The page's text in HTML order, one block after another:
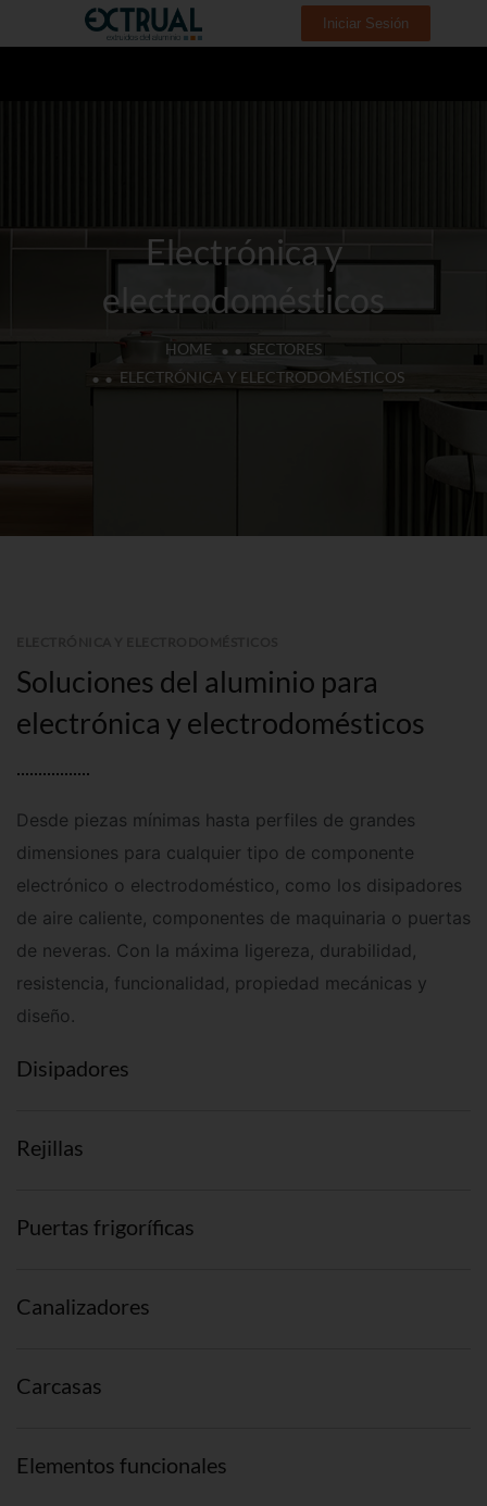
Iniciar Sesión
Electrónica y
electrodomésticos
HOME
SECTORES
ELECTRÓNICA Y ELECTRODOMÉSTICOS
Soluciones del aluminio para
electrónica y electrodomésticos
Desde piezas mínimas hasta perfiles de grandes
dimensiones para cualquier tipo de componente
electrónico o electrodoméstico, como los disipadores
de aire caliente, componentes de maquinaria o puertas
de neveras. Con la máxima ligereza, durabilidad,
resistencia, funcionalidad, propiedad mecánicas y
diseño.
Disipadores
Rejillas
Puertas frigoríficas
Canalizadores
Carcasas
Elementos funcionales